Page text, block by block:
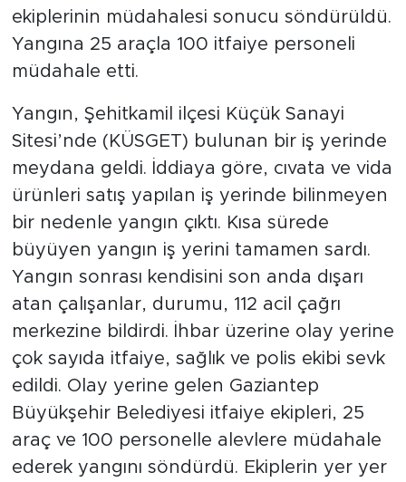
ekiplerinin müdahalesi sonucu söndürüldü.
Yangına 25 araçla 100 itfaiye personeli
müdahale etti.
Yangın, Şehitkamil ilçesi Küçük Sanayi
Sitesi’nde (KÜSGET) bulunan bir iş yerinde
meydana geldi. İddiaya göre, cıvata ve vida
ürünleri satış yapılan iş yerinde bilinmeyen
bir nedenle yangın çıktı. Kısa sürede
büyüyen yangın iş yerini tamamen sardı.
Yangın sonrası kendisini son anda dışarı
atan çalışanlar, durumu, 112 acil çağrı
merkezine bildirdi. İhbar üzerine olay yerine
çok sayıda itfaiye, sağlık ve polis ekibi sevk
edildi. Olay yerine gelen Gaziantep
Büyükşehir Belediyesi itfaiye ekipleri, 25
araç ve 100 personelle alevlere müdahale
ederek yangını söndürdü. Ekiplerin yer yer